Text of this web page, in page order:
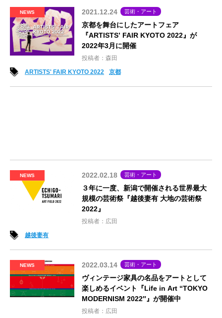
NEWS 2021.12.24 芸術・アート
京都を舞台にしたアートフェア
『ARTISTS’ FAIR KYOTO 2022』が
2022年3月に開催
投稿者：森田
ARTISTS' FAIR KYOTO 2022
京都
NEWS 2022.02.18 芸術・アート
３年に一度、新潟で開催される世界最大
規模の芸術祭『越後妻有 大地の芸術祭
2022』
投稿者：広田
越後妻有
NEWS 2022.03.14 芸術・アート
ヴィンテージ家具の名品をアートとして
楽しめるイベント『Life in Art “TOKYO
MODERNISM 2022″』が開催中
投稿者：広田